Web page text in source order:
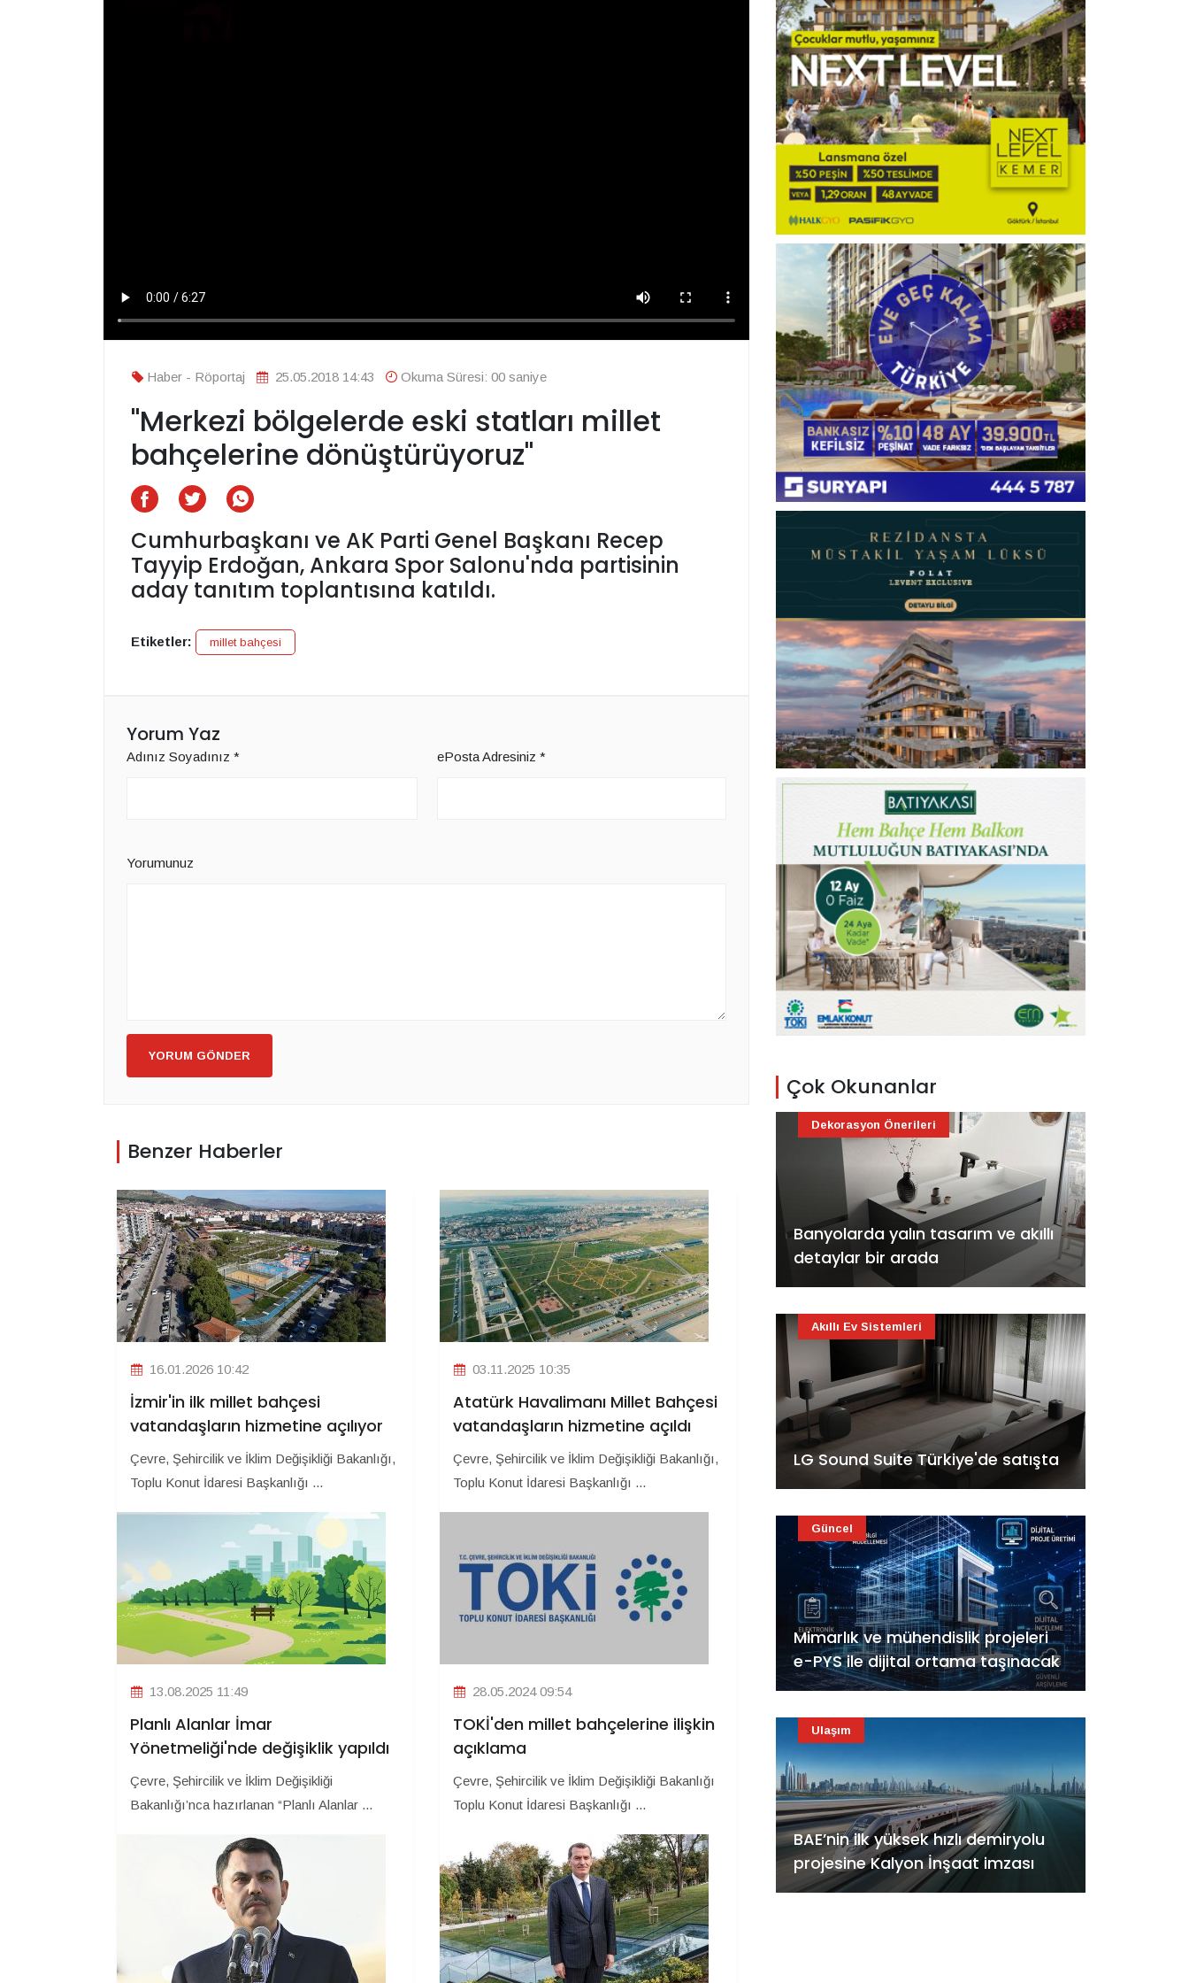
Haber - Röportaj 25.05.2018 14:43 Okuma Süresi: 00 saniye
"Merkezi bölgelerde eski statları millet
bahçelerine dönüştürüyoruz"
Cumhurbaşkanı ve AK Parti Genel Başkanı Recep
Tayyip Erdoğan, Ankara Spor Salonu'nda partisinin
aday tanıtım toplantısına katıldı.
Etiketler: millet bahçesi
Yorum Yaz
Adınız Soyadınız * ePosta Adresiniz *
Yorumunuz
YORUM GÖNDER
Benzer Haberler
16.01.2026 10:42
İzmir'in ilk millet bahçesi
vatandaşların hizmetine açılıyor
Çevre, Şehircilik ve İklim Değişikliği Bakanlığı,
Toplu Konut İdaresi Başkanlığı ...
03.11.2025 10:35
Atatürk Havalimanı Millet Bahçesi
vatandaşların hizmetine açıldı
Çevre, Şehircilik ve İklim Değişikliği Bakanlığı,
Toplu Konut İdaresi Başkanlığı ...
13.08.2025 11:49
Planlı Alanlar İmar
Yönetmeliği'nde değişiklik yapıldı
Çevre, Şehircilik ve İklim Değişikliği
Bakanlığı’nca hazırlanan “Planlı Alanlar ...
28.05.2024 09:54
TOKİ'den millet bahçelerine ilişkin
açıklama
Çevre, Şehircilik ve İklim Değişikliği Bakanlığı
Toplu Konut İdaresi Başkanlığı ...
Çok Okunanlar
Banyolarda yalın tasarım ve akıllı
detaylar bir arada
Dekorasyon Önerileri
LG Sound Suite Türkiye'de satışta
Akıllı Ev Sistemleri
Mimarlık ve mühendislik projeleri
e-PYS ile dijital ortama taşınacak
Güncel
BAE’nin ilk yüksek hızlı demiryolu
projesine Kalyon İnşaat imzası
Ulaşım